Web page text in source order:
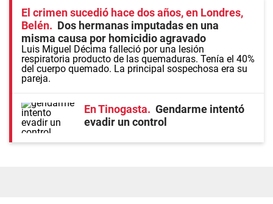
El crimen sucedió hace dos años, en Londres,
Belén
Dos hermanas imputadas en una
misma causa por homicidio agravado
Luis Miguel Décima falleció por una lesión
respiratoria producto de las quemaduras. Tenía el 40%
del cuerpo quemado. La principal sospechosa era su
pareja.
En Tinogasta
Gendarme intentó
evadir un control